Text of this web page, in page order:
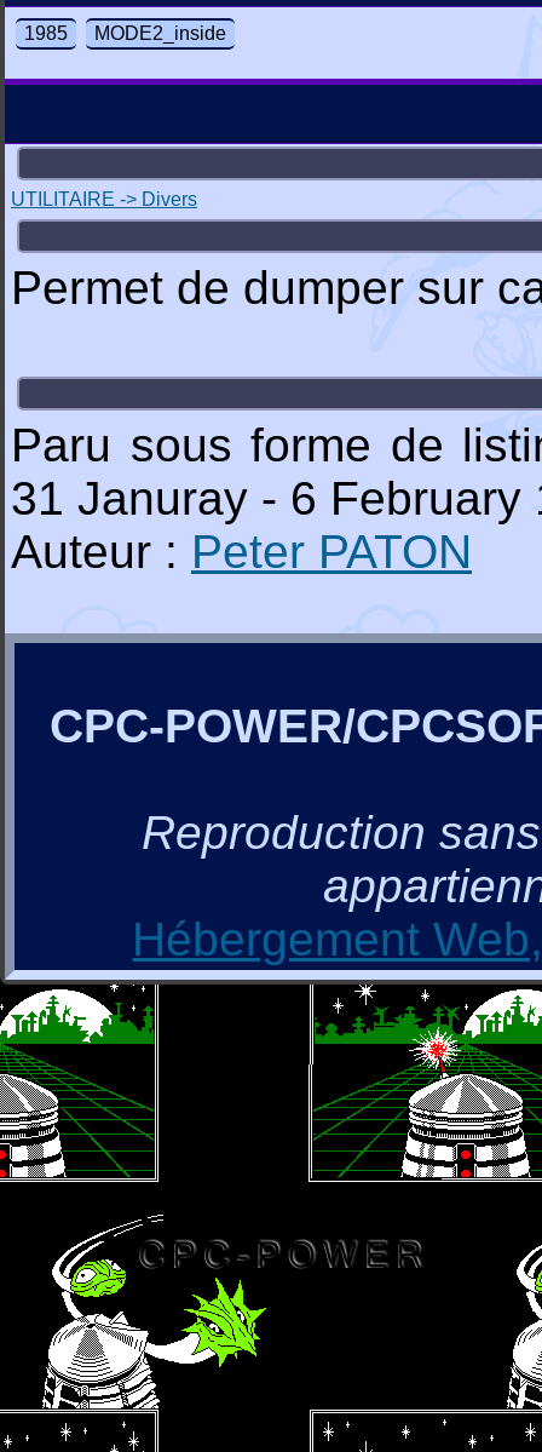
1985 MODE2_inside
UTILITAIRE -> Divers
Permet de dumper sur
Paru sous forme de
31 Januray - 6 February
Auteur : Peter PATON
CPC-POWER/
Reproduction
Hébergement